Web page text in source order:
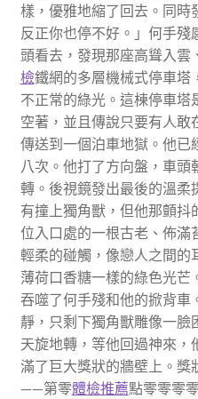
樣，優雅地縮了回去。同時
反正你也停不好。」何手
頭看去，發現那座高聳入雲
檢鐵網的多層機械式停車塔
不正常的綠光。這棟停車塔
空著，並且傳說只要有人敢
傳送到一個泊車地獄。他已
八次。他打了方向盤，車頭
轉。後視鏡發出最後的溫柔
有撞上獨角獸，但他那顫
位入口處的一根古老、佈滿
輕柔的碰觸，像戀人之間的
薄荷口香糖一樣的綠色光芒
吞噬了何手殘和他的掀背車
靜，只剩下獨角獸雕像一臉
天旋地轉，等他回過神來
滿了巨大獎狀的牆壁上。獎
——第零體檢推薦點零零零